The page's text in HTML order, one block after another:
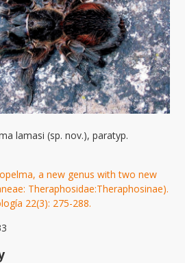
lamasi (sp. nov.), paratyp.
a new genus with two new
Theraphosidae:Theraphosinae).
22(3): 275-288.